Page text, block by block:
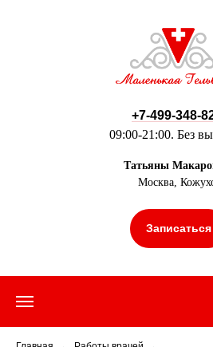
+7-499-348-
09:00-21:00. Без
Татьяны
Москва,
Записаться